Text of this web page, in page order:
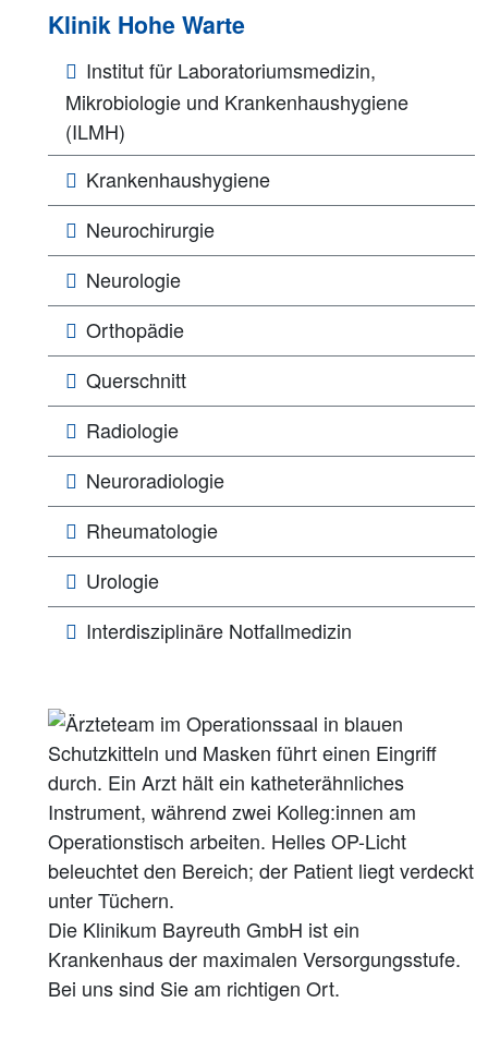
Klinik Hohe Warte
Institut für Laboratoriumsmedizin,
Mikrobiologie und Krankenhaushygiene
(ILMH)
Krankenhaushygiene
Neurochirurgie
Neurologie
Orthopädie
Querschnitt
Radiologie
Neuroradiologie
Rheumatologie
Urologie
Interdisziplinäre Notfallmedizin
Die Klinikum Bayreuth GmbH ist ein
Krankenhaus der maximalen Versorgungsstufe.
Bei uns sind Sie am richtigen Ort.